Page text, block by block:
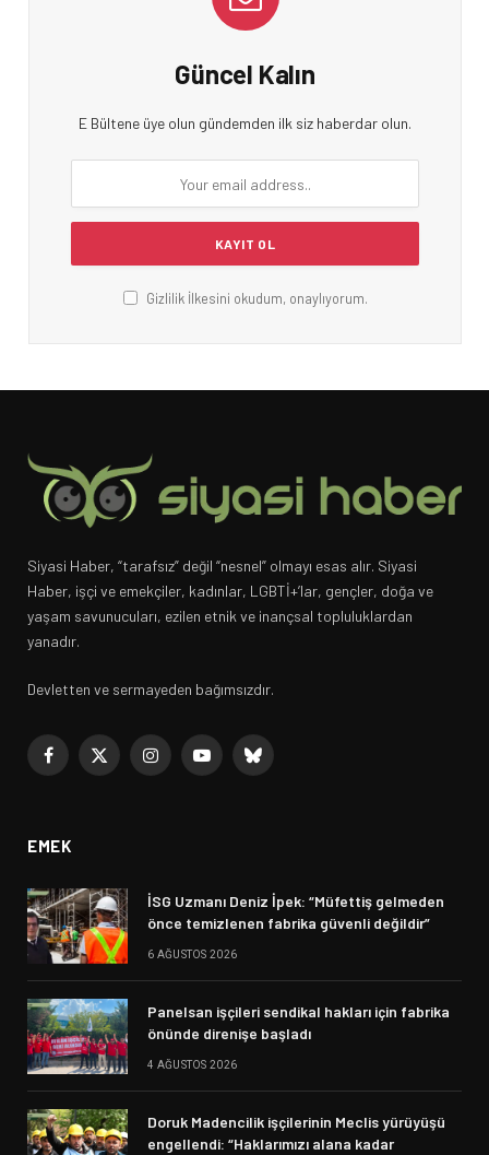
Güncel Kalın
E Bültene üye olun gündemden ilk siz haberdar olun.
Gizlilik İlkesini okudum, onaylıyorum.
Siyasi Haber, “tarafsız” değil “nesnel” olmayı esas alır. Siyasi
Haber, işçi ve emekçiler, kadınlar, LGBTİ+’lar, gençler, doğa ve
yaşam savunucuları, ezilen etnik ve inançsal topluluklardan
yanadır.
Devletten ve sermayeden bağımsızdır.
Facebook
X
InstagramYouTubeBluesky
EMEK
İSG Uzmanı Deniz İpek: “Müfettiş gelmeden
önce temizlenen fabrika güvenli değildir”
6 AĞUSTOS 2026
Panelsan işçileri sendikal hakları için fabrika
önünde direnişe başladı
4 AĞUSTOS 2026
Doruk Madencilik işçilerinin Meclis yürüyüşü
engellendi: “Haklarımızı alana kadar